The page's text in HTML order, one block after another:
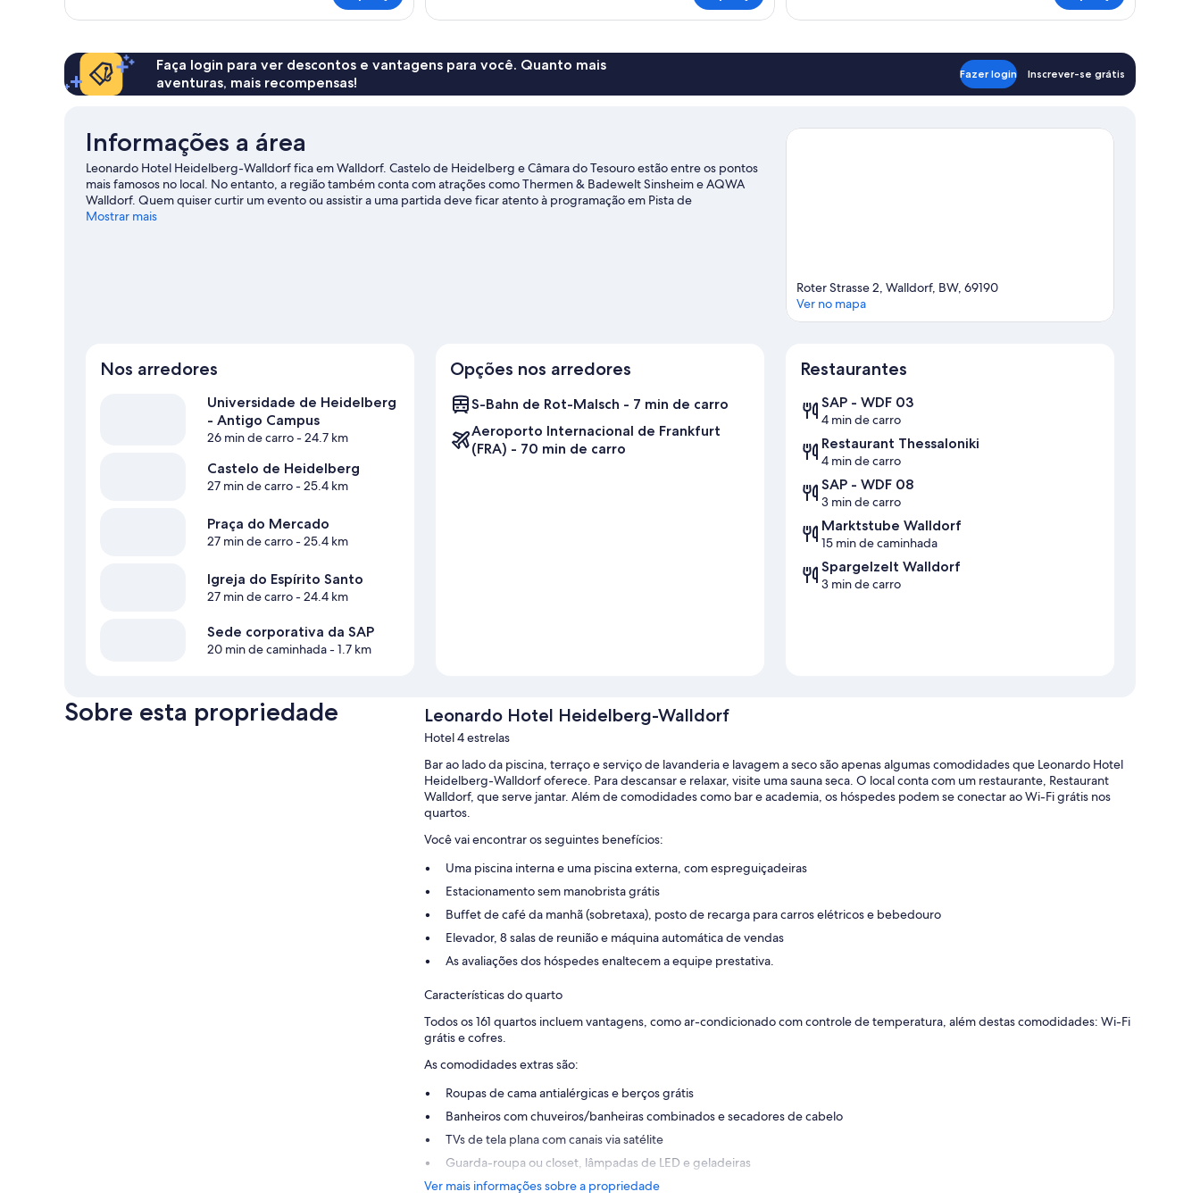
casal
Faça login para ver descontos e vantagens para você. Quanto mais
aventuras, mais recompensas!
Fazer login Inscrever-se grátis
Informações a área
Leonardo Hotel Heidelberg-Walldorf fica em Walldorf. Castelo de Heidelberg e Câmara do Tesouro estão entre os pontos
mais famosos no local. No entanto, a região também conta com atrações como Thermen & Badewelt Sinsheim e AQWA
Walldorf. Quem quiser curtir um evento ou assistir a uma partida deve ficar atento à programação em Pista de
Hockenheim ou em PreZero Arena. Curta atividades como trilhas para caminhada/bicicleta e viva grandes aventuras ao ar
Mostrar mais
Roter Strasse 2, Walldorf, BW, 69190
Ver no mapa
Nos arredores
Universidade de Heidelberg
- Antigo Campus
26 min de carro- 24.7 km
Castelo de Heidelberg
27 min de carro- 25.4 km
Praça do Mercado
27 min de carro- 25.4 km
Igreja do Espírito Santo
27 min de carro- 24.4 km
Sede corporativa da SAP
20 min de caminhada- 1.7 km
Opções nos arredores
S-Bahn de Rot-Malsch - 7 min de carro
Aeroporto Internacional de Frankfurt
(FRA) - 70 min de carro
Restaurantes
SAP - WDF 03
4 min de carro
Restaurant Thessaloniki
4 min de carro
SAP - WDF 08
3 min de carro
Marktstube Walldorf
15 min de caminhada
Spargelzelt Walldorf
3 min de carro
Sobre esta propriedade Leonardo Hotel Heidelberg-Walldorf
Hotel 4 estrelas
Bar ao lado da piscina, terraço e serviço de lavanderia e lavagem a seco são apenas algumas comodidades que Leonardo Hotel
Heidelberg-Walldorf oferece. Para descansar e relaxar, visite uma sauna seca. O local conta com um restaurante, Restaurant
Walldorf, que serve jantar. Além de comodidades como bar e academia, os hóspedes podem se conectar ao Wi-Fi grátis nos
quartos.
Você vai encontrar os seguintes benefícios:
Uma piscina interna e uma piscina externa, com espreguiçadeiras
Estacionamento sem manobrista grátis
Buffet de café da manhã (sobretaxa), posto de recarga para carros elétricos e bebedouro
Elevador, 8 salas de reunião e máquina automática de vendas
As avaliações dos hóspedes enaltecem a equipe prestativa.
Características do quarto
Todos os 161 quartos incluem vantagens, como ar-condicionado com controle de temperatura, além destas comodidades: Wi-Fi
grátis e cofres.
As comodidades extras são:
Roupas de cama antialérgicas e berços grátis
Banheiros com chuveiros/banheiras combinados e secadores de cabelo
TVs de tela plana com canais via satélite
Guarda-roupa ou closet, lâmpadas de LED e geladeiras
Ver mais informações sobre a propriedade